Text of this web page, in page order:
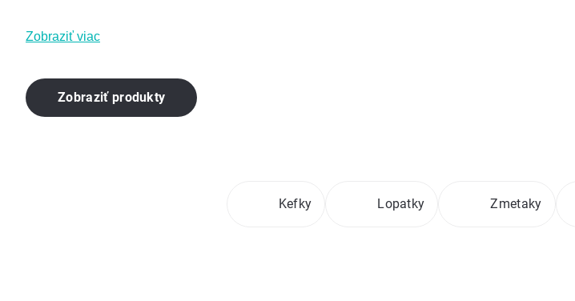
Zobraziť viac
Zobraziť produkty
Kefky Lopatky Zmetaky